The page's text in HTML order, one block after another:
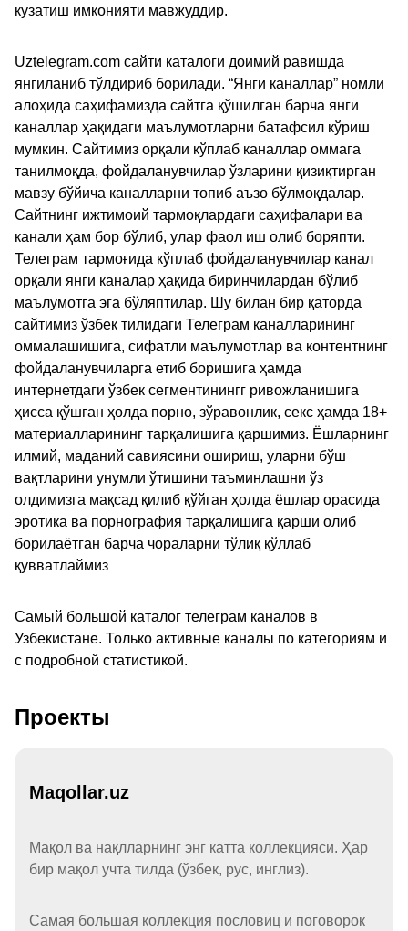
кузатиш имконияти мавжуддир.
Uztelegram.com сайти каталоги доимий равишда
янгиланиб тўлдириб борилади. “Янги каналлар” номли
алоҳида саҳифамизда сайтга қўшилган барча янги
каналлар ҳақидаги маълумотларни батафсил кўриш
мумкин. Сайтимиз орқали кўплаб каналлар оммага
танилмоқда, фойдаланувчилар ўзларини қизиқтирган
мавзу бўйича каналларни топиб аъзо бўлмоқдалар.
Сайтнинг ижтимоий тармоқлардаги саҳифалари ва
канали ҳам бор бўлиб, улар фаол иш олиб боряпти.
Телеграм тармоғида кўплаб фойдаланувчилар канал
орқали янги каналар ҳақида биринчилардан бўлиб
маълумотга эга бўляптилар. Шу билан бир қаторда
сайтимиз ўзбек тилидаги Телеграм каналларининг
оммалашишига, сифатли маълумотлар ва контентнинг
фойдаланувчиларга етиб боришига ҳамда
интернетдаги ўзбек сегментинингг ривожланишига
ҳисса қўшган ҳолда порно, зўравонлик, секс ҳамда 18+
материалларининг тарқалишига қаршимиз. Ёшларнинг
илмий, маданий савиясини ошириш, уларни бўш
вақтларини унумли ўтишини таъминлашни ўз
олдимизга мақсад қилиб қўйган ҳолда ёшлар орасида
эротика ва порнография тарқалишига қарши олиб
борилаётган барча чораларни тўлиқ қўллаб
қувватлаймиз
Самый большой каталог телеграм каналов в
Узбекистане. Только активные каналы по категориям и
с подробной статистикой.
Проекты
Maqollar.uz
Мақол ва нақлларнинг энг катта коллекцияси. Ҳар
бир мақол учта тилда (ўзбек, рус, инглиз).
Самая большая коллекция пословиц и поговорок